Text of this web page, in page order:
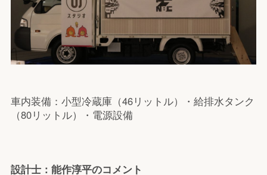
車内装備：小型冷蔵庫（46リットル）・給排水タンク
（80リットル）・電源設備
設計士：能作淳平のコメント